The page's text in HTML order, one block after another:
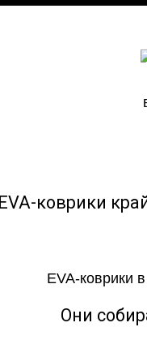
EVA-коврики
Они